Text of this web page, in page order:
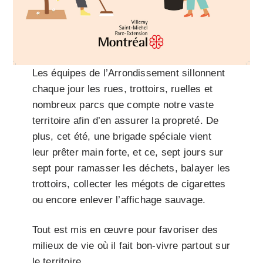
Les équipes de l’Arrondissement sillonnent
chaque jour les rues, trottoirs, ruelles et
nombreux parcs que compte notre vaste
territoire afin d’en assurer la propreté. De
plus, cet été, une brigade spéciale vient
leur prêter main forte, et ce, sept jours sur
sept pour ramasser les déchets, balayer les
trottoirs, collecter les mégots de cigarettes
ou encore enlever l’affichage sauvage.
Tout est mis en œuvre pour favoriser des
milieux de vie où il fait bon-vivre partout sur